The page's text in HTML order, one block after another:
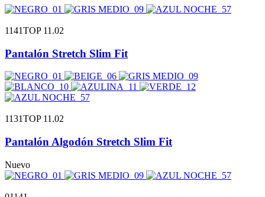
1141TOP 11.02
Pantalón Stretch Slim Fit
1131TOP 11.02
Pantalón Algodón Stretch Slim Fit
Nuevo